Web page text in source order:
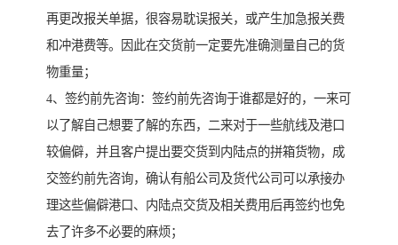
再更改报关单据，很容易耽误报关，或产生加急报关费
和冲港费等。因此在交货前一定要先准确测量自己的货
物重量；
4、签约前先咨询：签约前先咨询于谁都是好的，一来可
以了解自己想要了解的东西，二来对于一些航线及港口
较偏僻，并且客户提出要交货到内陆点的拼箱货物，成
交签约前先咨询，确认有船公司及货代公司可以承接办
理这些偏僻港口、内陆点交货及相关费用后再签约也免
去了许多不必要的麻烦；